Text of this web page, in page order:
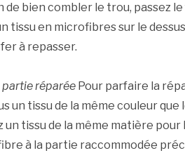
de bien combler le trou, passez
tissu en microfibres sur le
à repasser.
réparéePour parfaire la
un tissu de la même couleur que
un tissu de la même matière
à la partie raccommodée